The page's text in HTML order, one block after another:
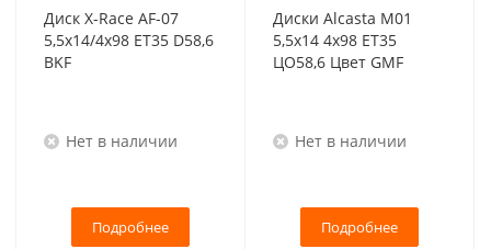
Диск X-Race AF-07
5,5x14/4x98 ET35 D58,6
BKF
Нет в наличии
Подробнее
Диски Alcasta M01
5,5x14 4x98 ET35
ЦО58,6 Цвет GMF
Нет в наличии
Подробнее